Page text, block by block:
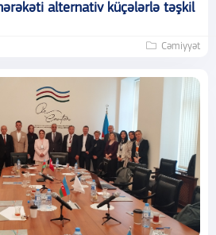
alternativ küçələrlə təşkil
Cəmiyyət